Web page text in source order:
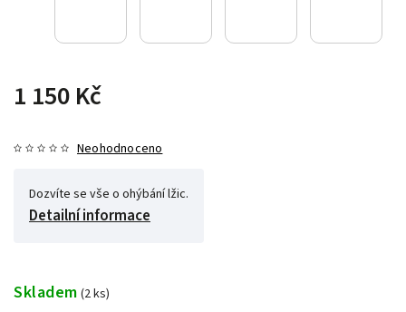
1 150 Kč
Neohodnoceno
Dozvíte se vše o ohýbání lžic.
Detailní informace
Skladem (2 ks)